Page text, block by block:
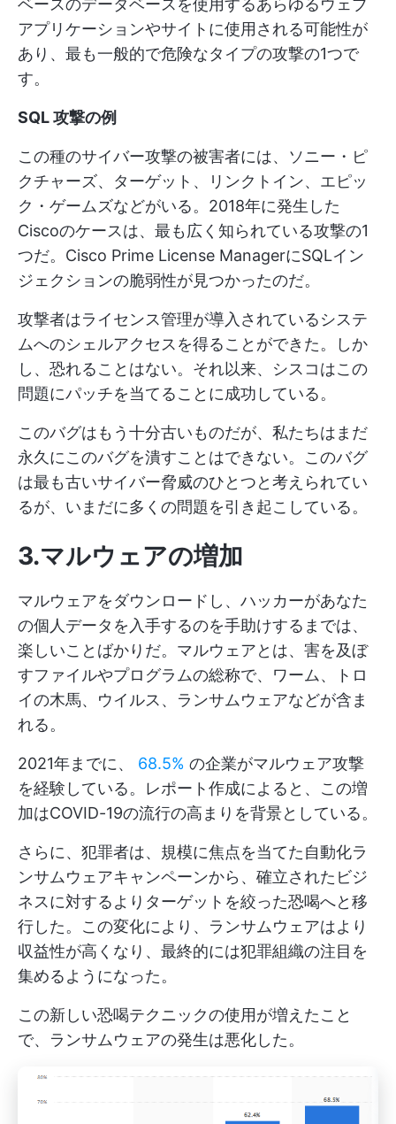
ベースのデータベースを使用するあらゆるウェブ
アプリケーションやサイトに使用される可能性が
あり、最も一般的で危険なタイプの攻撃の1つで
す。
SQL 攻撃の例
この種のサイバー攻撃の被害者には、ソニー・ピ
クチャーズ、ターゲット、リンクトイン、エピッ
ク・ゲームズなどがいる。2018年に発生した
Ciscoのケースは、最も広く知られている攻撃の1
つだ。Cisco Prime License ManagerにSQLイン
ジェクションの脆弱性が見つかったのだ。
攻撃者はライセンス管理が導入されているシステ
ムへのシェルアクセスを得ることができた。しか
し、恐れることはない。それ以来、シスコはこの
問題にパッチを当てることに成功している。
このバグはもう十分古いものだが、私たちはまだ
永久にこのバグを潰すことはできない。このバグ
は最も古いサイバー脅威のひとつと考えられてい
るが、いまだに多くの問題を引き起こしている。
3.マルウェアの増加
マルウェアをダウンロードし、ハッカーがあなた
の個人データを入手するのを手助けするまでは、
楽しいことばかりだ。マルウェアとは、害を及ぼ
すファイルやプログラムの総称で、ワーム、トロ
イの木馬、ウイルス、ランサムウェアなどが含ま
れる。
2021年までに、 68.5% の企業がマルウェア攻撃
を経験している。レポート作成によると、この増
加はCOVID-19の流行の高まりを背景としている。
さらに、犯罪者は、規模に焦点を当てた自動化ラ
ンサムウェアキャンペーンから、確立されたビジ
ネスに対するよりターゲットを絞った恐喝へと移
行した。この変化により、ランサムウェアはより
収益性が高くなり、最終的には犯罪組織の注目を
集めるようになった。
この新しい恐喝テクニックの使用が増えたこと
で、ランサムウェアの発生は悪化した。